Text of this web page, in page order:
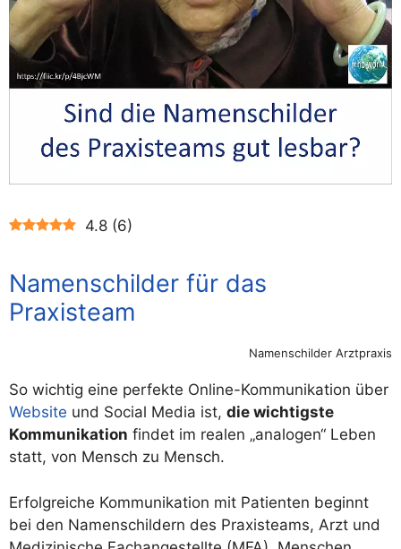
4.8 (6)
Namenschilder für das
Praxisteam
Namenschilder Arztpraxis
So wichtig eine perfekte Online-Kommunikation über
Website und Social Media ist, die wichtigste
Kommunikation findet im realen „analogen“ Leben
statt, von Mensch zu Mensch.
Erfolgreiche Kommunikation mit Patienten beginnt
bei den Namenschildern des Praxisteams, Arzt und